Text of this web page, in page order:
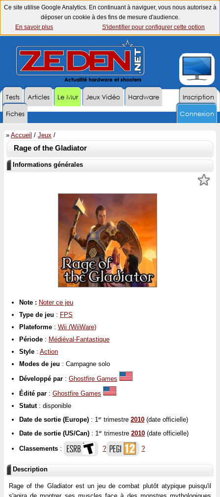
Ce site utilise Google Analytics. En continuant à naviguer, vous nous autorisez à
déposer un cookie à des fins de mesure d'audience.
En savoir plus
S'identifier pour configurer cette option
Inscription
Tests Articles Le Mur Jeux Vidéo
Hardware
Fiches
Connexion
» Accueil / Jeux /
Rage of the Gladiator
Informations générales
Note : Noter ce jeu
Type de jeu : FPS
Plateforme : Wii (WiiWare)
Période : Médiéval-Fantastique
Style : Action
Modes de jeu : Campagne solo
Développé par : Ghostfire Games
Édité par : Ghostfire Games
Statut: disponible
Date de sortie (Europe) : 1 er trimestre 2010 (date officielle)
Date de sortie (US/Can) : 1 er trimestre 2010 (date officielle)
Classements : ? ?
Description
Rage of the Gladiator est un jeu de combat plutôt atypique puisqu'il